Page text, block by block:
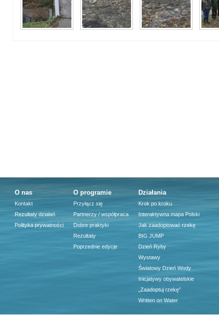
O nas
Kontakt
Rezultaty działań
Polityka prywatności
O programie
Przyłącz się
Partnerzy / współpraca
Dobre praktyki
Rezultaty
Poprzednie edycje
Działania
Krok po kroku
Interaktywna mapa Polski
Jak zaadoptować rzekę
BIG JUMP
Dzień Ryby
Wystawy
Światowy Dzień Wody
Inicjatywy obywatelskie
„Zaadoptuj rzekę”
Written on Water